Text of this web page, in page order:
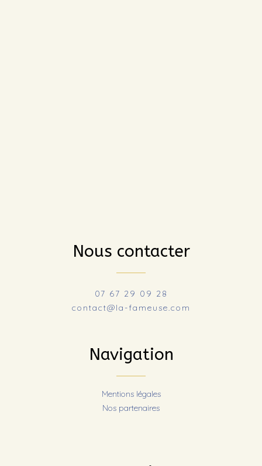
Nous contacter
07 67 29 09 28
contact@la-fameuse.com
Navigation
Mentions légales
Nos partenaires